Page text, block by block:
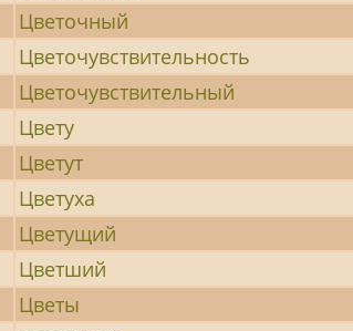
Цветочный
Цветочувствительность
Цветочувствительный
Цвету
Цветут
Цветуха
Цветущий
Цветший
Цветы